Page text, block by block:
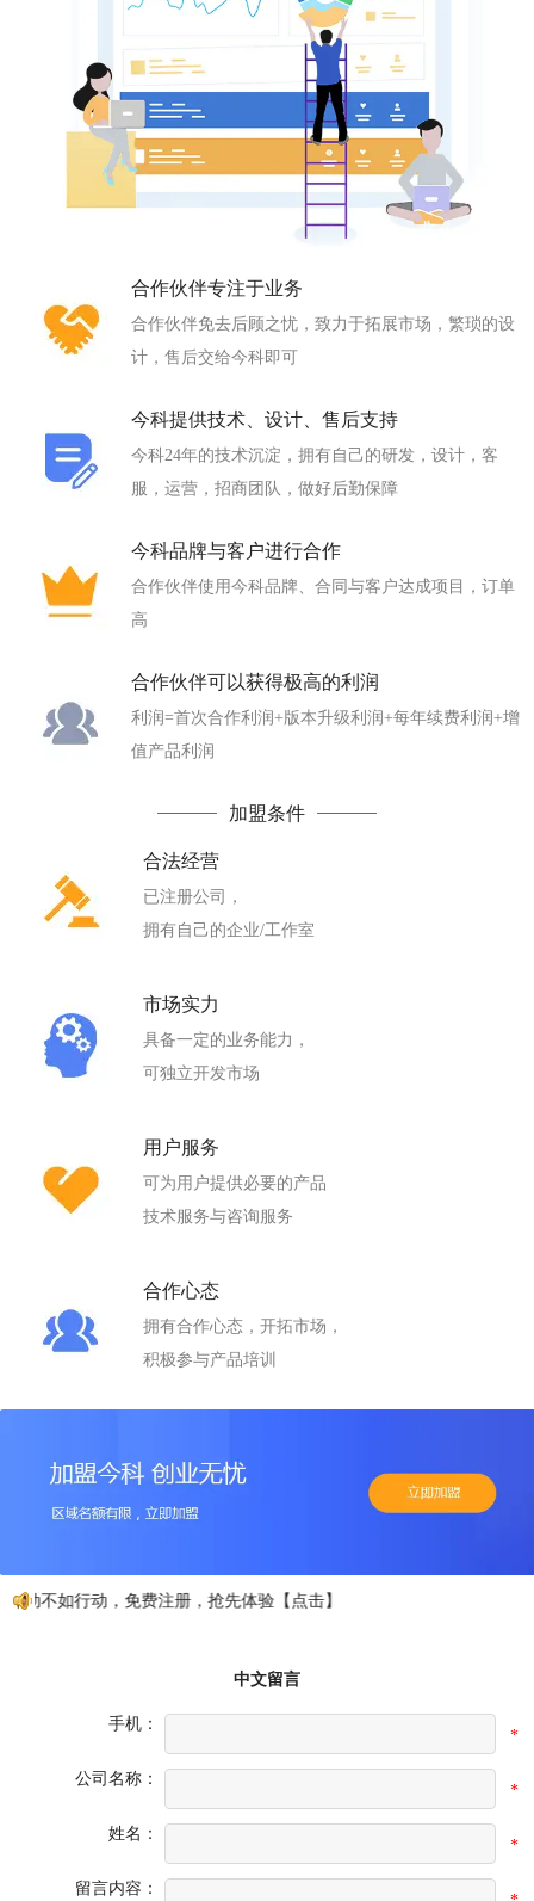
合作伙伴专注于业务
合作伙伴免去后顾之忧，致力于拓展市场，繁琐的设
计，售后交给今科即可
今科提供技术、设计、售后支持
今科24年的技术沉淀，拥有自己的研发，设计，客
服，运营，招商团队，做好后勤保障
今科品牌与客户进行合作
合作伙伴使用今科品牌、合同与客户达成项目，订单
高
合作伙伴可以获得极高的利润
利润=首次合作利润+版本升级利润+每年续费利润+增
值产品利润
加盟条件
合法经营
已注册公司，
拥有自己的企业/工作室
市场实力
具备一定的业务能力，
可独立开发市场
用户服务
可为用户提供必要的产品
技术服务与咨询服务
合作心态
拥有合作心态，开拓市场，
积极参与产品培训
动不如行动，免费注册，抢先体验【点击】
中文留言
手机：
*
公司名称：
*
姓名：
*
留言内容：